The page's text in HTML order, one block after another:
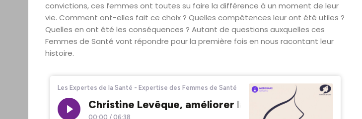
convictions, ces femmes ont toutes su faire la différence à un moment de leur
vie. Comment ont-elles fait ce choix ? Quelles compétences leur ont été utiles ?
Quelles en ont été les conséquences ? Autant de questions auxquelles ces
Femmes de Santé vont répondre pour la première fois en nous racontant leur
histoire.